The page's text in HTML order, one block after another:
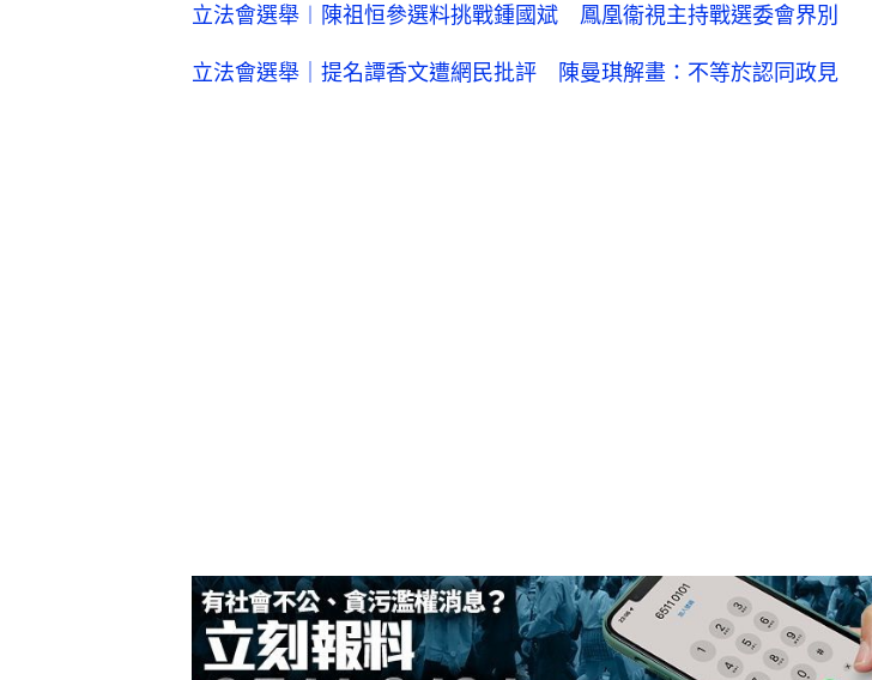
立法會選舉︱陳祖恒參選料挑戰鍾國斌 鳳凰衞視主持戰選委會界別
立法會選舉｜提名譚香文遭網民批評 陳曼琪解畫：不等於認同政見